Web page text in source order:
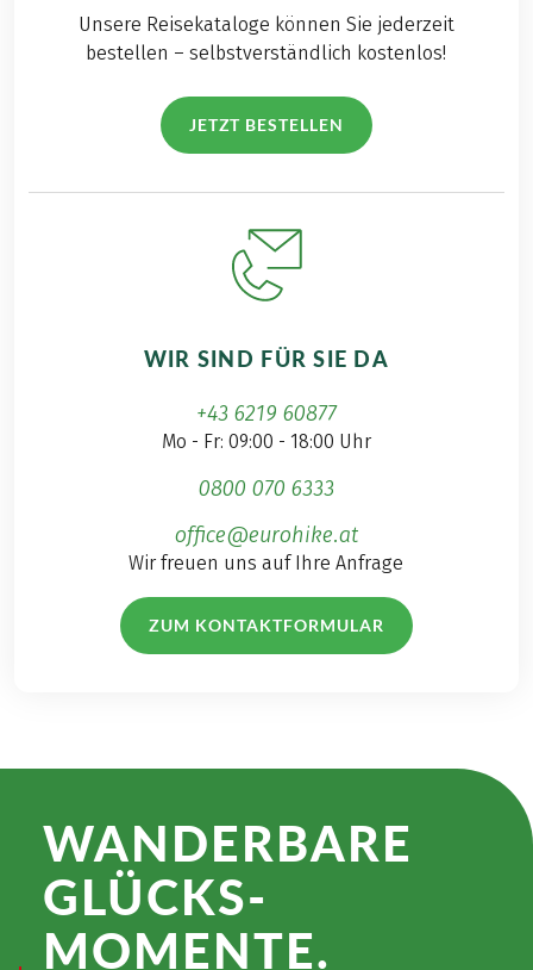
Unsere Reisekataloge können Sie jederzeit
bestellen – selbstverständlich kostenlos!
JETZT BESTELLEN
WIR SIND FÜR SIE DA
+43 6219 60877
Mo - Fr: 09:00 - 18:00 Uhr
0800 070 6333
office@eurohike.at
Wir freuen uns auf Ihre Anfrage
ZUM KONTAKTFORMULAR
WANDER­BARE
GLÜCKS­
MOMENTE.